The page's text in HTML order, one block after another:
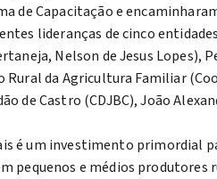
de Capacitação e
lideranças de cinco
Nelson de Jesus Lopes),
da Agricultura Familiar
de Castro (CDJBC), João
é um investimento primordial
pequenos e médios produtores